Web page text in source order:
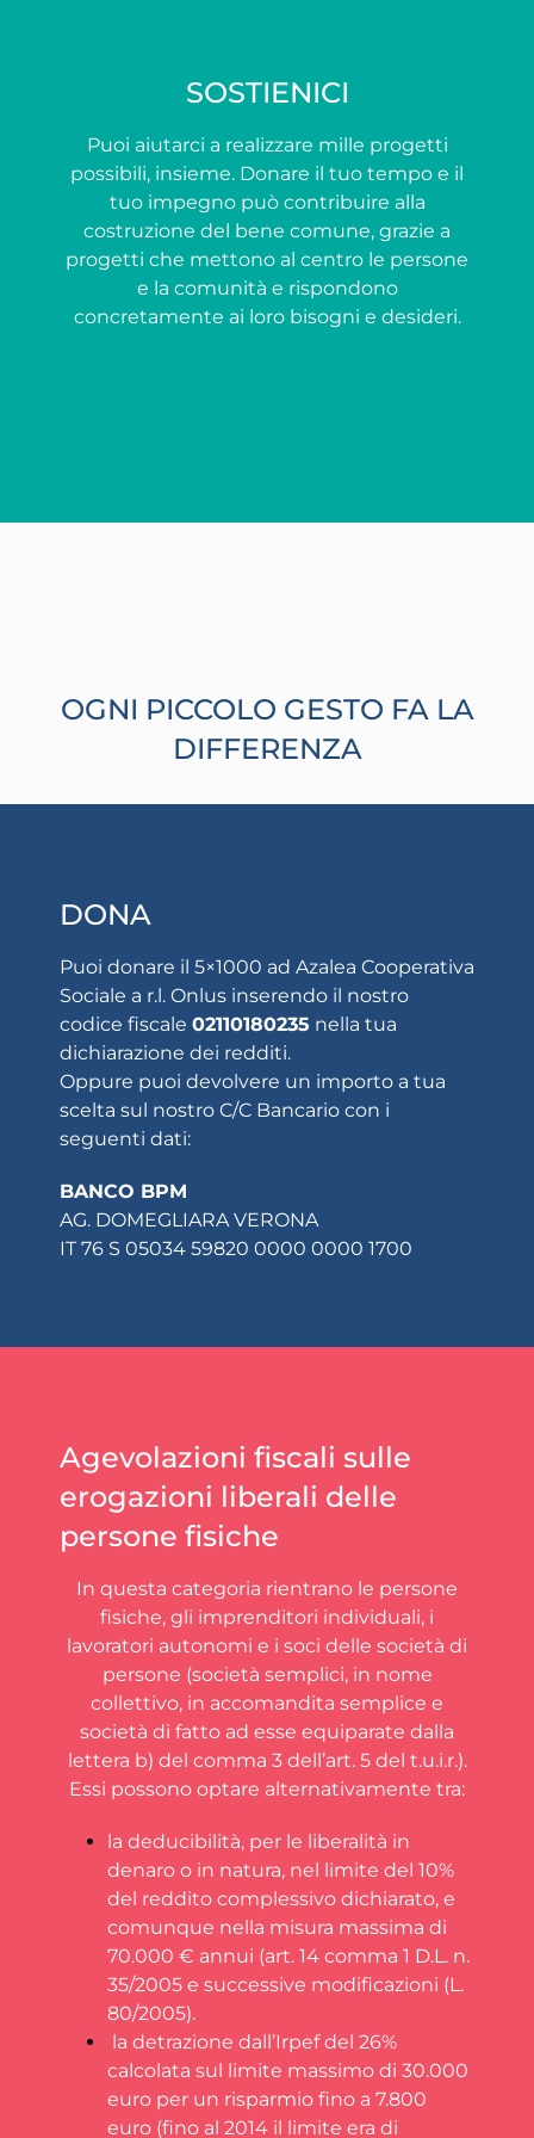
SOSTIENICI
Puoi aiutarci a realizzare mille progetti
possibili, insieme. Donare il tuo tempo e il
tuo impegno può contribuire alla
costruzione del bene comune, grazie a
progetti che mettono al centro le persone
e la comunità e rispondono
concretamente ai loro bisogni e desideri.
OGNI PICCOLO GESTO FA LA
DIFFERENZA
DONA
Puoi donare il 5×1000 ad Azalea Cooperativa
Sociale a r.l. Onlus inserendo il nostro
codice fiscale 02110180235 nella tua
dichiarazione dei redditi.
Oppure puoi devolvere un importo a tua
scelta sul nostro C/C Bancario con i
seguenti dati:
BANCO BPM
AG. DOMEGLIARA VERONA
IT 76 S 05034 59820 0000 0000 1700
Agevolazioni fiscali sulle
erogazioni liberali delle
persone fisiche
In questa categoria rientrano le persone
fisiche, gli imprenditori individuali, i
lavoratori autonomi e i soci delle società di
persone (società semplici, in nome
collettivo, in accomandita semplice e
società di fatto ad esse equiparate dalla
lettera b) del comma 3 dell’art. 5 del t.u.i.r.).
Essi possono optare alternativamente tra:
la deducibilità, per le liberalità in
denaro o in natura, nel limite del 10%
del reddito complessivo dichiarato, e
comunque nella misura massima di
70.000 € annui (art. 14 comma 1 D.L. n.
35/2005 e successive modificazioni (L.
80/2005).
la detrazione dall’Irpef del 26%
calcolata sul limite massimo di 30.000
euro per un risparmio fino a 7.800
euro (fino al 2014 il limite era di